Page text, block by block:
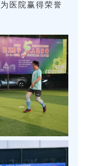
医院赢得荣誉